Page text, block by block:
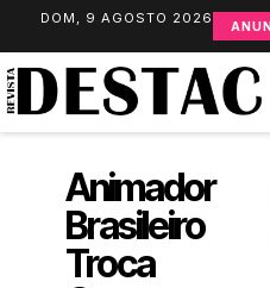
DOM, 9 AGOSTO 2026
Animador
Brasileiro
Troca